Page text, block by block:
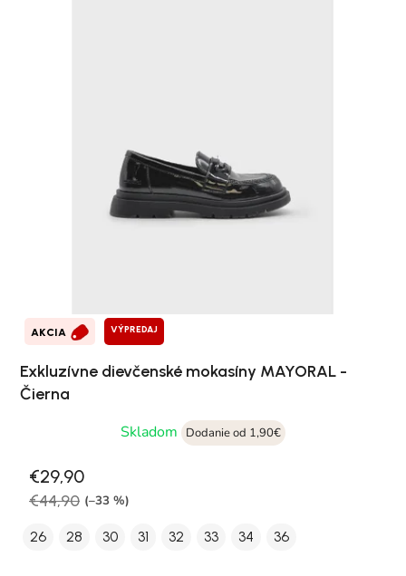
AKCIA VÝPREDAJ
Exkluzívne dievčenské mokasíny MAYORAL -
Čierna
Skladom
Dodanie od 1,90€
€29,90
€44,90 (–33 %)
26 28 30 31 32 33 34 36